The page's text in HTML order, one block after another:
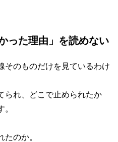
た理由」を読めない
そのものだけを見ているわけ
られ、どこで止められたか
のか。